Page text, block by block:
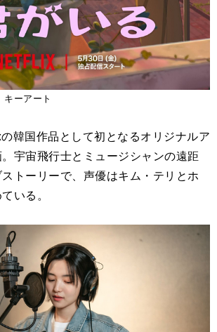
キーアート
韓国作品として初となるオリジナルア
宇宙飛行士とミュージシャンの遠距
トーリーで、声優はキム・テリとホ
いる。